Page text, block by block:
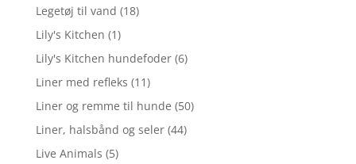
Legetøj til vand (18)
Lily's Kitchen (1)
Lily's Kitchen hundefoder (6)
Liner med refleks (11)
Liner og remme til hunde (50)
Liner, halsbånd og seler (44)
Live Animals (5)